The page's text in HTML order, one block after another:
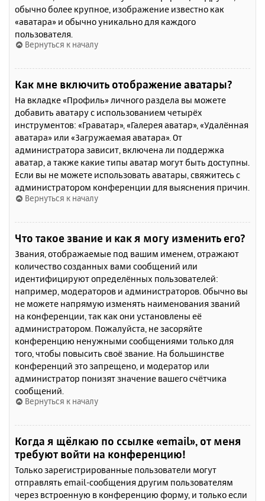
обычно более крупное, изображение известно как
«аватара» и обычно уникально для каждого
пользователя.
Вернуться к началу
Как мне включить отображение аватары?
На вкладке «Профиль» личного раздела вы можете
добавить аватару с использованием четырёх
инструментов: «Граватар», «Галерея аватар», «Удалённая
аватара» или «Загружаемая аватара». От
администратора зависит, включена ли поддержка
аватар, а также какие типы аватар могут быть доступны.
Если вы не можете использовать аватары, свяжитесь с
администратором конференции для выяснения причин.
Вернуться к началу
Что такое звание и как я могу изменить его?
Звания, отображаемые под вашим именем, отражают
количество созданных вами сообщений или
идентифицируют определённых пользователей:
например, модераторов и администраторов. Обычно вы
не можете напрямую изменять наименования званий
на конференции, так как они установлены её
администратором. Пожалуйста, не засоряйте
конференцию ненужными сообщениями только для
того, чтобы повысить своё звание. На большинстве
конференций это запрещено, и модератор или
администратор понизят значение вашего счётчика
сообщений.
Вернуться к началу
Когда я щёлкаю по ссылке «email», от меня
требуют войти на конференцию!
Только зарегистрированные пользователи могут
отправлять email-сообщения другим пользователям
через встроенную в конференцию форму, и только если